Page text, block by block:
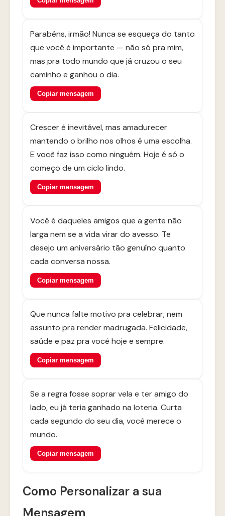
Parabéns, irmão! Nunca se esqueça do tanto
que você é importante — não só pra mim,
mas pra todo mundo que já cruzou o seu
caminho e ganhou o dia.
Copiar mensagem
Crescer é inevitável, mas amadurecer
mantendo o brilho nos olhos é uma escolha.
E você faz isso como ninguém. Hoje é só o
começo de um ciclo lindo.
Copiar mensagem
Você é daqueles amigos que a gente não
larga nem se a vida virar do avesso. Te
desejo um aniversário tão genuíno quanto
cada conversa nossa.
Copiar mensagem
Que nunca falte motivo pra celebrar, nem
assunto pra render madrugada. Felicidade,
saúde e paz pra você hoje e sempre.
Copiar mensagem
Se a regra fosse soprar vela e ter amigo do
lado, eu já teria ganhado na loteria. Curta
cada segundo do seu dia, você merece o
mundo.
Copiar mensagem
Como Personalizar a sua
Mensagem